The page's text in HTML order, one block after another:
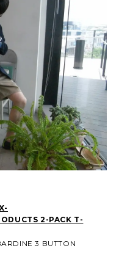
2-PACK T-
3 BUTTON